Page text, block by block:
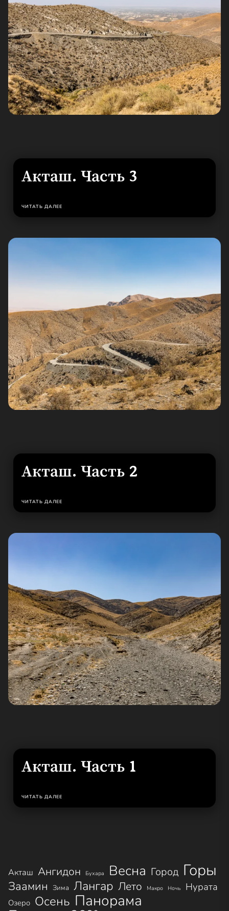
Акташ. Часть 3
ЧИТАТЬ ДАЛЕЕ
Акташ. Часть 2
ЧИТАТЬ ДАЛЕЕ
Акташ. Часть 1
ЧИТАТЬ ДАЛЕЕ
Акташ Ангидон Бухара Весна Город Горы
Заамин Зима Лангар Лето Макро Ночь Нурата
Озеро Осень Панорама